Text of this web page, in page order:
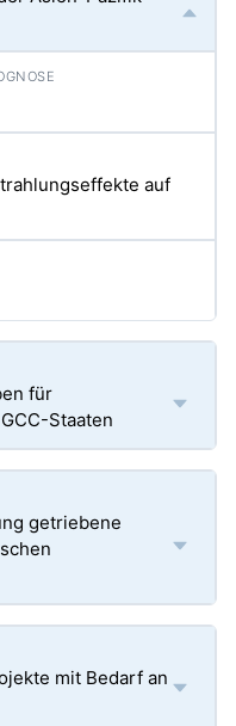
auf
für
Staaten
getriebene
mit Bedarf an